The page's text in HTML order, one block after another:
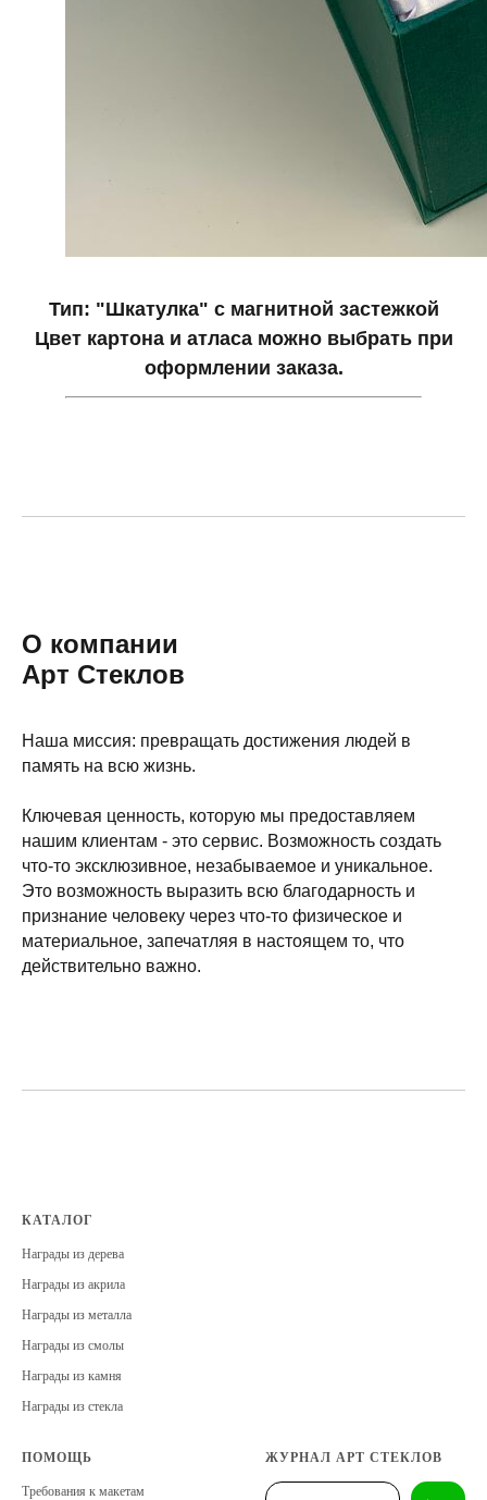
Тип: "Шкатулка" с магнитной застежкой
Цвет картона и атласа можно выбрать при
оформлении заказа.
О компании
Арт Стеклов
Наша миссия: превращать достижения людей в
память на всю жизнь.
Ключевая ценность, которую мы предоставляем
нашим клиентам - это сервис. Возможность создать
что-то эксклюзивное, незабываемое и уникальное.
Это возможность выразить всю благодарность и
признание человеку через что-то физическое и
материальное, запечатляя в настоящем то, что
действительно важно.
КАТАЛОГ
Награды из дерева
Награды из акрила
Награды из металла
Награды из смолы
Награды из камня
Награды из стекла
ПОМОЩЬ
Требования к макетам
ЖУРНАЛ АРТ СТЕКЛОВ